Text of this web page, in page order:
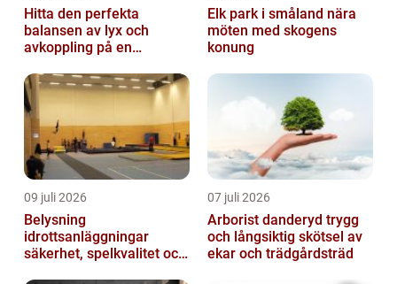
Hitta den perfekta
balansen av lyx och
avkoppling på en
Östermalm
Elk park i småland nära
möten med skogens
konung
09 juli 2026
Belysning
idrottsanläggningar
säkerhet, spelkvalitet och
07 juli 2026
Arborist danderyd trygg
och långsiktig skötsel av
ekar och trädgårdsträd